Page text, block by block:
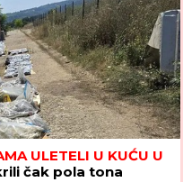
oženio se i
šokirao svet priznajem
moja porodica
osude"
da ZAMRZNETE
da vam NE POTAMNI
vam samo jedan
I OVAJ TRIK